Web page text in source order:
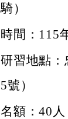
騎）
時間：115
研習地點
5號）
名額：40